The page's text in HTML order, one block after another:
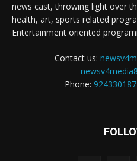
news cast, throwing light over
health, art, sports related
Entertainment oriented
Contact us:
Phone: